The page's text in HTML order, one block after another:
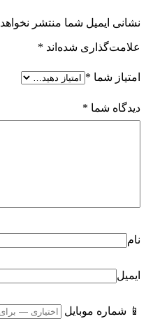
نشانی ایمیل شما منتشر
علامت‌گذاری شده‌اند *
امتیاز شما *
دیدگاه شما *
نام
ایمیل
📱 شماره موبایل